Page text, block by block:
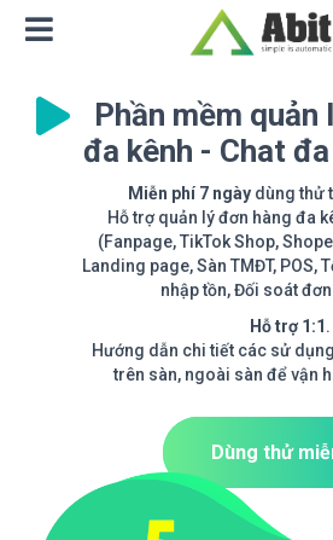
Phần mềm quản
đa kênh - Chat
Miễn phí 7 ngày dùng thử
Hỗ trợ quản lý đơn hàng đa
(Fanpage, TikTok Shop,
Landing page, Sàn TMĐT, POS,
nhập tồn, Đối soát
Hỗ trợ 1:1 .
Hướng dẫn chi tiết các sử
trên sàn, ngoài sàn để vận
Dùng thử